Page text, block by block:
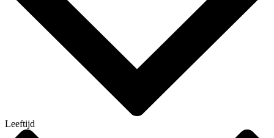
Leeftijd